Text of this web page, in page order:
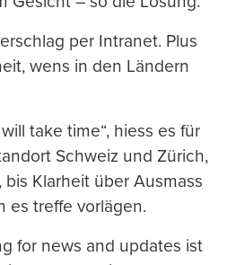
per Intranet. Plus
wens in den Ländern
take time“, hiess es für
Schweiz und Zürich,
bis Klarheit über Ausmass
es treffe vorlägen.
for news and updates ist